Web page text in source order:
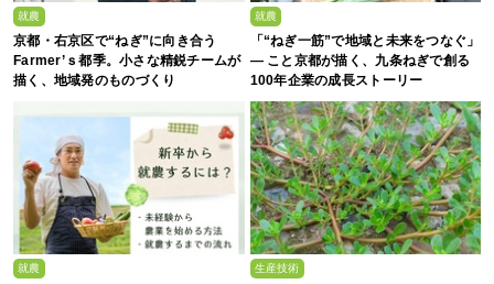
就農
京都・右京区で“ねぎ”に向き合う
Farmer’ｓ都季。小さな精鋭チームが
描く、地域発のものづくり
就農
「“ねぎ一筋”で地域と未来をつなぐ」
— こと京都が描く、九条ねぎで創る
100年企業の成長ストーリー
就農 生産技術